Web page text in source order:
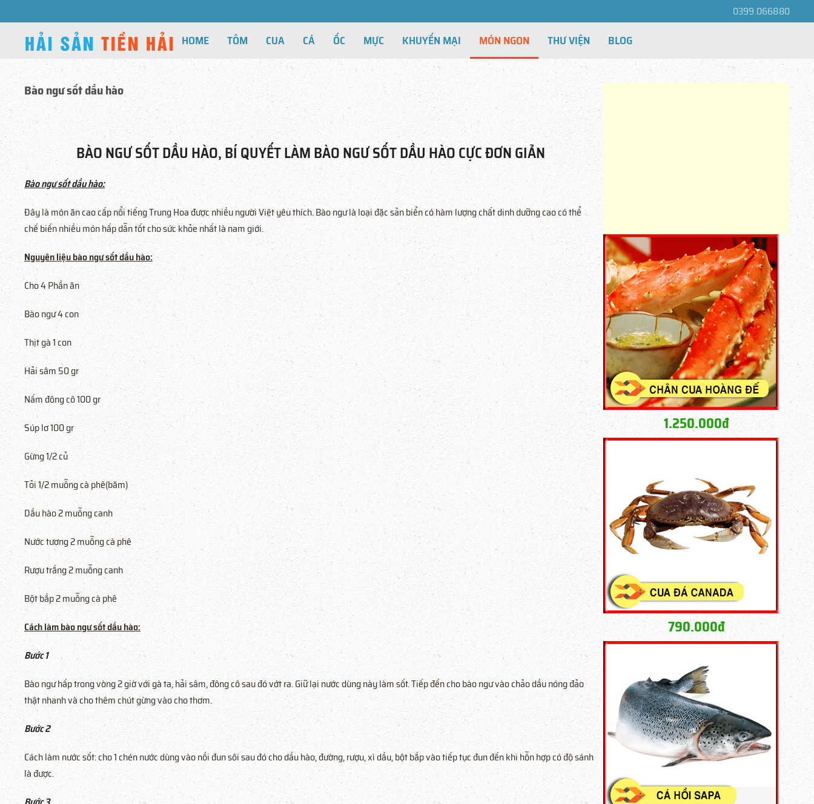
0399.066880
HOME TÔM CUA CÁ ỐC MỰC KHUYẾN MẠI MÓN NGON THƯ VIỆN BLOG
Bào ngư sốt dầu hào
BÀO NGƯ SỐT DẦU HÀO, BÍ QUYẾT LÀM BÀO NGƯ SỐT DẦU HÀO CỰC ĐƠN GIẢN
Bào ngư sốt dầu hào:
Đây là món ăn cao cấp nổi tiếng Trung Hoa được nhiều người Việt yêu thích. Bào ngư là loại đặc sản biển có hàm lượng chất dinh dưỡng cao có thể
chế biến nhiều món hấp dẫn tốt cho sức khỏe nhất là nam giới.
Nguyên liệu bào ngư sốt dầu hào:
Cho 4 Phần ăn
Bào ngư 4 con
Thịt gà 1 con
Hải sâm 50 gr
Nấm đông cô 100 gr
Súp lơ 100 gr
Gừng 1/2 củ
Tỏi 1/2 muỗng cà phê(băm)
Dầu hào 2 muỗng canh
Nước tương 2 muỗng cà phê
Rượu trắng 2 muỗng canh
Bột bắp 2 muỗng cà phê
Cách làm bào ngư sốt dầu hào:
Bước 1
Bào ngư hấp trong vòng 2 giờ với gà ta, hải sâm, đông cô sau đó vớt ra. Giữ lại nước dùng này làm sốt. Tiếp đến cho bào ngư vào chảo dầu nóng đảo
thật nhanh và cho thêm chút gừng vào cho thơm.
Bước 2
Cách làm nước sốt: cho 1 chén nước dùng vào nồi đun sôi sau đó cho dầu hào, đường, rượu, xì dầu, bột bắp vào tiếp tục đun đến khi hỗn hợp có độ sánh
là được.
1.250.000đ
790.000đ